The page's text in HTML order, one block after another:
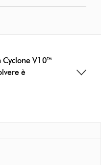
V10™
è